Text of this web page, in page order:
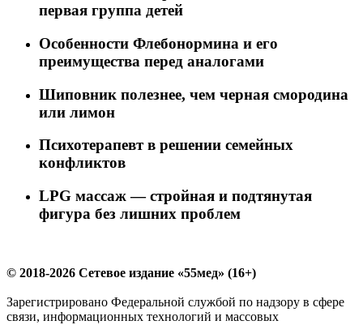
первая группа детей
Особенности Флебонормина и его
преимущества перед аналогами
Шиповник полезнее, чем черная смородина
или лимон
Психотерапевт в решении семейных
конфликтов
LPG массаж — стройная и подтянутая
фигура без лишних проблем
© 2018-2026 Сетевое издание «55мед» (16+)
Зарегистрировано Федеральной службой по надзору в сфере
связи, информационных технологий и массовых